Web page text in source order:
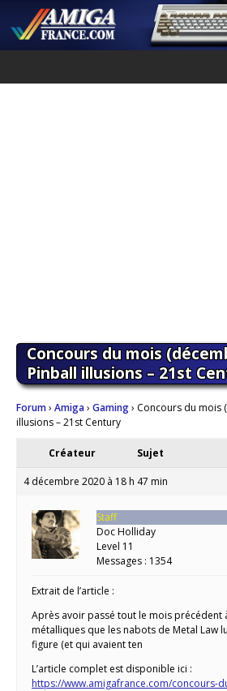
Concours du mois
Pinball illusions – 21st
Forum› Amiga› Gaming› Concours du mois
illusions – 21st Century
Créateur Sujet
4 décembre 2020 à 18 h 47 min
Staff
Doc Holliday
Level 11
Messages : 1354
Extrait de l’article :
Après avoir passé tout le mois précédent
métalliques que les nabots de Metal Law
figure (et qui avaient ten
L’article complet est disponible ici :
https://www.amigafrance.com/concours-